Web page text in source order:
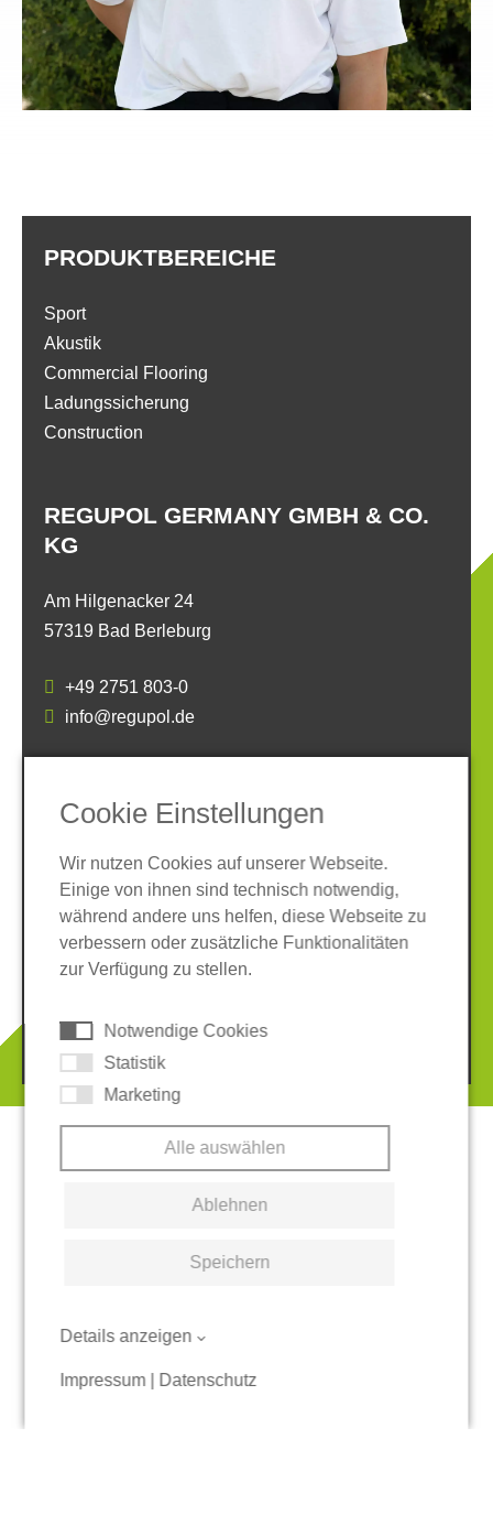
REGUPOL GERMANY GMBH & CO.
KG
Am Hilgenacker 24
57319 Bad Berleburg
+49 2751 803-0
info@regupol.de
PRODUKTBEREICHE
Sport
Akustik
Commercial Flooring
Ladungssicherung
Construction
SOCIAL MEDIA
© 2026 REGUPOL Germany GmbH & Co. KG
Cookie Einstellungen
Wir nutzen Cookies auf unserer Webseite.
Einige von ihnen sind technisch notwendig,
während andere uns helfen, diese Webseite zu
verbessern oder zusätzliche Funktionalitäten
zur Verfügung zu stellen.
Notwendige Cookies
Statistik
Marketing
Alle auswählen
Ablehnen
Speichern
Details anzeigen
Impressum Datenschutz